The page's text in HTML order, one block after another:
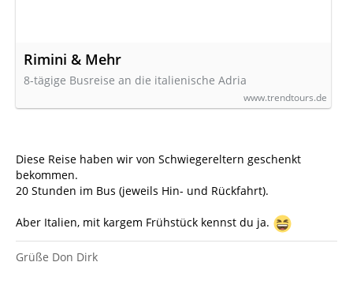
Rimini & Mehr
8-tägige Busreise an die italienische Adria
www.trendtours.de
Diese Reise haben wir von Schwiegereltern geschenkt
bekommen.
20 Stunden im Bus (jeweils Hin- und Rückfahrt).
Aber Italien, mit kargem Frühstück kennst du ja.
Grüße Don Dirk